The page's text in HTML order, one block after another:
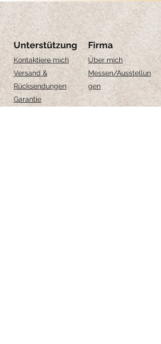
Montatura:gancio in argento 925/placcato
oro.
Significato simbolico:la perla rappresenta
purezza, saggezza e serenità
Unterstützung
Kontaktiere mich
Versand &
Rücksendungen
Garantie
Firma
Über mich
Messen/Ausstellun
gen